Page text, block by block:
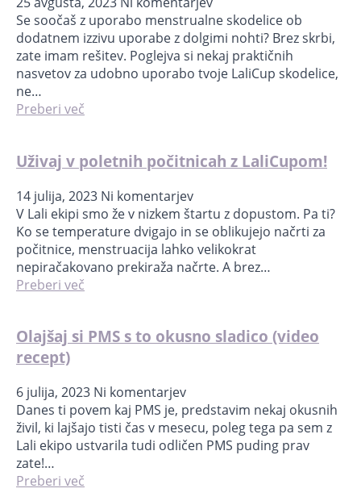
Se soočaš z uporabo menstrualne skodelice ob
dodatnem izzivu uporabe z dolgimi nohti? Brez skrbi,
zate imam rešitev. Poglejva si nekaj praktičnih
nasvetov za udobno uporabo tvoje LaliCup skodelice,
ne…
Preberi več
Uživaj v poletnih počitnicah z LaliCupom!
14 julija, 2023 Ni komentarjev
V Lali ekipi smo že v nizkem štartu z dopustom. Pa ti?
Ko se temperature dvigajo in se oblikujejo načrti za
počitnice, menstruacija lahko velikokrat
nepiračakovano prekiraža načrte. A brez…
Preberi več
Olajšaj si PMS s to okusno sladico (video
recept)
6 julija, 2023 Ni komentarjev
Danes ti povem kaj PMS je, predstavim nekaj okusnih
živil, ki lajšajo tisti čas v mesecu, poleg tega pa sem z
Lali ekipo ustvarila tudi odličen PMS puding prav
zate!…
Preberi več